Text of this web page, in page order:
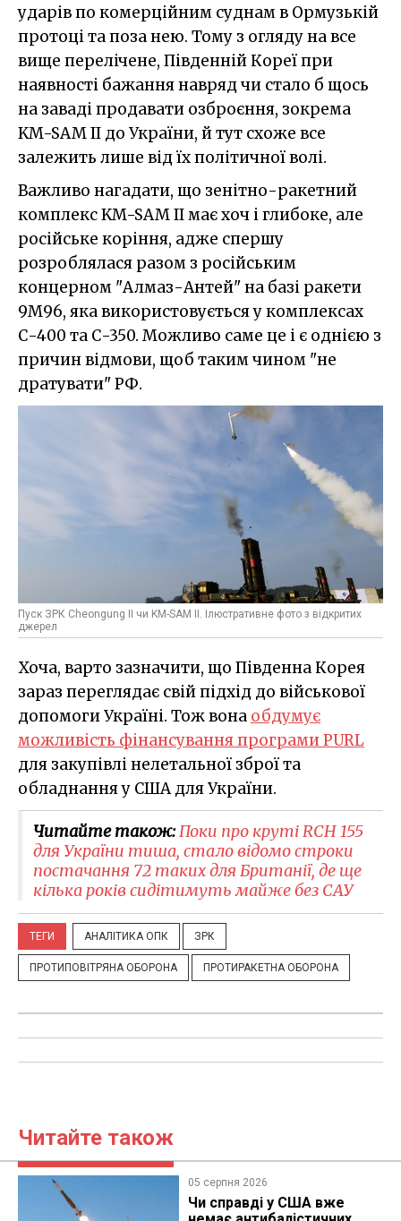
ударів по комерційним суднам в Ормузькій
протоці та поза нею. Тому з огляду на все
вище перелічене, Південній Кореї при
наявності бажання навряд чи стало б щось
на заваді продавати озброєння, зокрема
KM-SAM II до України, й тут схоже все
залежить лише від їх політичної волі.
Важливо нагадати, що зенітно-ракетний
комплекс KM-SAM II має хоч і глибоке, але
російське коріння, адже спершу
розроблялася разом з російським
концерном "Алмаз-Антей" на базі ракети
9М96, яка використовується у комплексах
С-400 та С-350. Можливо саме це і є однією з
причин відмови, щоб таким чином "не
дратувати" РФ.
Пуск ЗРК Cheongung II чи KM-SAM II. Ілюстративне фото з відкритих
джерел
Хоча, варто зазначити, що Південна Корея
зараз переглядає свій підхід до військової
допомоги Україні. Тож вона обдумує
можливість фінансування програми PURL
для закупівлі нелетальної зброї та
обладнання у США для України.
Читайте також:Поки про круті RCH 155
для України тиша, стало відомо строки
постачання 72 таких для Британії, де ще
кілька років сидітимуть майже без САУ
ТЕГИ АНАЛІТИКА ОПК ЗРК
ПРОТИПОВІТРЯНА ОБОРОНА ПРОТИРАКЕТНА ОБОРОНА
Читайте також
05 серпня 2026
Чи справді у США вже